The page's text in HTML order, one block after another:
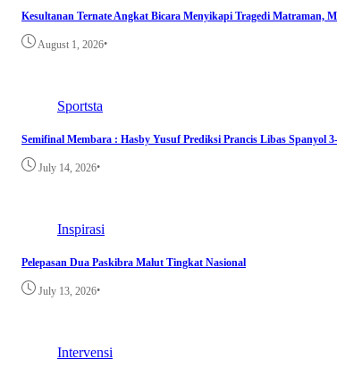
Kesultanan Ternate Angkat Bicara Menyikapi Tragedi Matraman,
August 1, 2026•
Sportsta
Semifinal Membara : Hasby Yusuf Prediksi Prancis Libas Spanyol
July 14, 2026•
Inspirasi
Pelepasan Dua Paskibra Malut Tingkat Nasional
July 13, 2026•
Intervensi